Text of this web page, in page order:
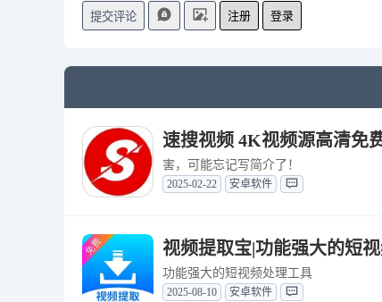
提交评论 注册 登录
速搜视频 4K视频源高清免
害，可能忘记写简介了！
2025-02-22 安卓软件
视频提取宝|功能强大的短
功能强大的短视频处理工具
2025-08-10 安卓软件